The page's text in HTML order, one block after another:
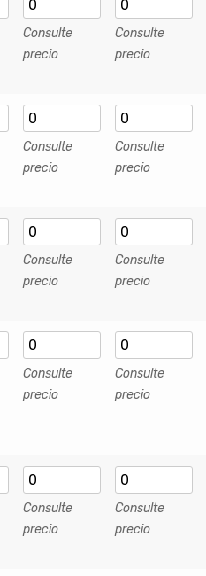
Consulte
precio
Consulte
precio
Consulte
precio
Consulte
precio
Consulte
precio
Consulte
precio
Consulte
precio
Consulte
precio
Consulte
precio
Consulte
precio